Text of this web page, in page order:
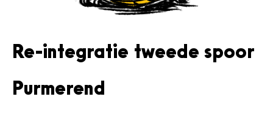
Re-integratie tweede spoor
Purmerend